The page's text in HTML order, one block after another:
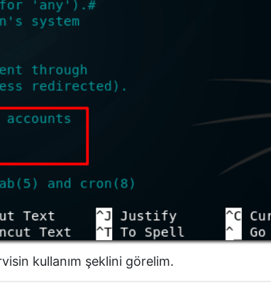
kullanım şeklini görelim.